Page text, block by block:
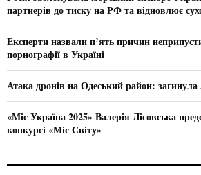
п
о
з
а
п
партнерів до тиску на РФ та відновлює
Експерти назвали п’ять причин
порнографії в Україні
Атака дронів на Одеський район:
«Міс Україна 2025» Валерія Лісовська
конкурсі «Міс Світу»